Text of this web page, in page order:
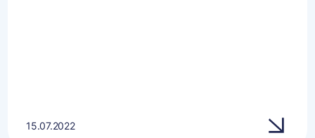
15.07.2022